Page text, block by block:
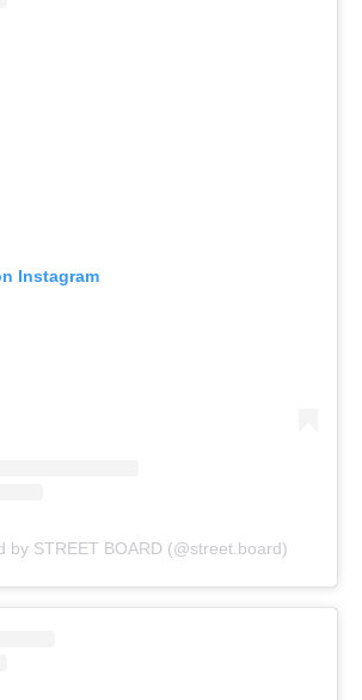
Instagram
by STREET BOARD (@street.board)